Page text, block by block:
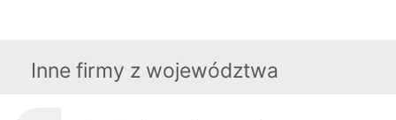
Inne firmy z województwa